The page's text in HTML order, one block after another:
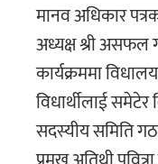
मानव अधिकार
अध्यक्ष श्री असफल
कार्यक्रममा
विधार्थीलाई
सदस्यीय समिति